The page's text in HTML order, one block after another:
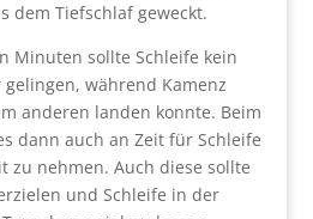
dem Tiefschlaf geweckt.
Minuten sollte Schleife kein
während Kamenz
anderen landen konnte. Beim
dann auch an Zeit für Schleife
zu nehmen. Auch diese sollte
und Schleife in der